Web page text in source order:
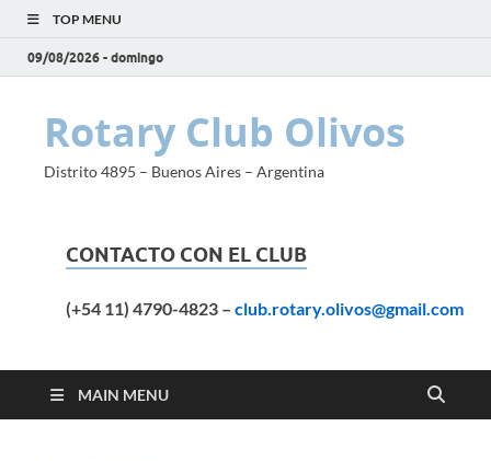
TOP MENU
09/08/2026 - domingo
Rotary Club Olivos
Distrito 4895 – Buenos Aires – Argentina
CONTACTO CON EL CLUB
(+54 11) 4790-4823 – club.rotary.olivos@gmail.com
MAIN MENU